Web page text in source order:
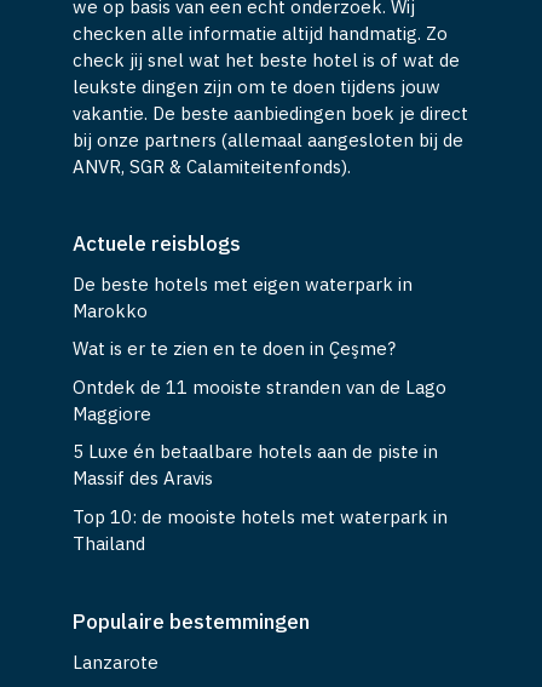
we op basis van een echt onderzoek. Wij
checken alle informatie altijd handmatig. Zo
check jij snel wat het beste hotel is of wat de
leukste dingen zijn om te doen tijdens jouw
vakantie. De beste aanbiedingen boek je direct
bij onze partners (allemaal aangesloten bij de
ANVR, SGR & Calamiteitenfonds).
Actuele reisblogs
De beste hotels met eigen waterpark in
Marokko
Wat is er te zien en te doen in Çeşme?
Ontdek de 11 mooiste stranden van de Lago
Maggiore
5 Luxe én betaalbare hotels aan de piste in
Massif des Aravis
Top 10: de mooiste hotels met waterpark in
Thailand
Populaire bestemmingen
Lanzarote